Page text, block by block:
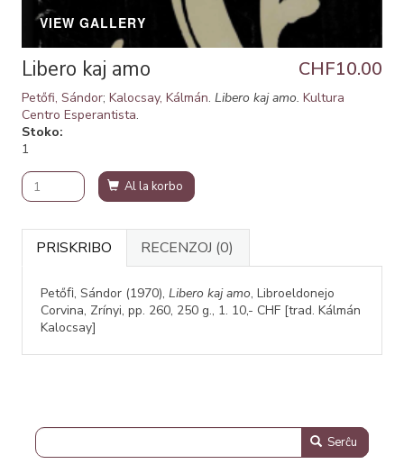
VIEW GALLERY
Libero kaj amo CHF10.00
Petőfi, Sándor; Kalocsay, Kálmán. Libero kaj amo. Kultura
Centro Esperantista.
Stoko
1
Al la korbo
PRISKRIBO RECENZOJ (0)
Petőﬁ, Sándor (1970), Libero kaj amo, Libroeldonejo
Corvina, Zrínyi, pp. 260, 250 g., 1. 10,- CHF [trad. Kálmán
Kalocsay]
Serĉu